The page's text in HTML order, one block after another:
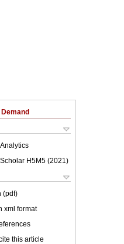
H5M5 (2021 )
(pdf)
xml format
this article